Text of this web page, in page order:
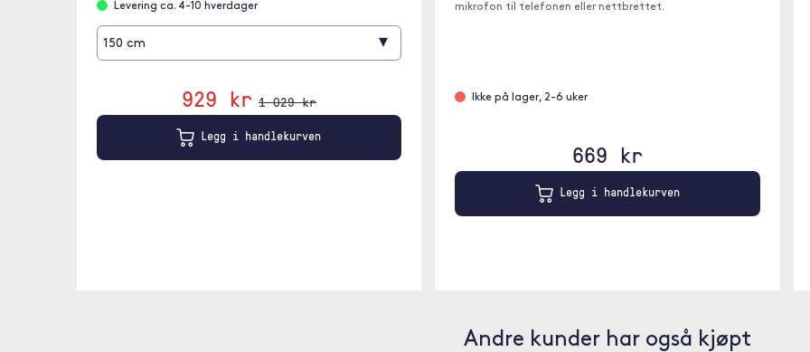
Levering ca. 4-10 hverdager
150 cm ▾
929 kr 1 029 kr
Legg i handlekurven
mikrofon til telefonen eller nettbrettet.
Ikke på lager, 2-6 uker
669 kr
Legg i handlekurven
Andre kunder har også kjøpt